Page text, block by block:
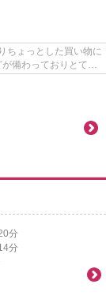
ちょっとした買い物に
備わっておりとても
分
分